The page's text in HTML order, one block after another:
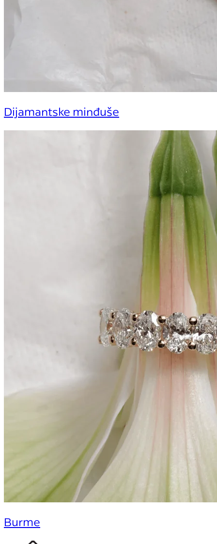
Dijamantske minđuše
Burme